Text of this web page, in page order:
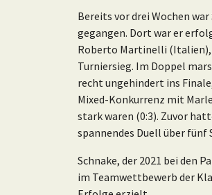
Bereits vor drei Wochen
gegangen. Dort war er
Roberto Martinelli (Italien),
Turniersieg. Im Doppel
recht ungehindert ins
Mixed-Konkurrenz mit
stark waren (0:3). Zuvor
spannendes Duell über fünf
Schnake, der 2021 bei den
im Teamwettbewerb der